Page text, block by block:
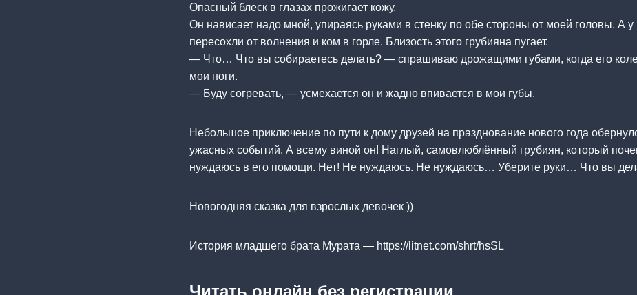
Опасный блеск в глазах прожигает кожу.
Он нависает надо мной, упираясь руками в стенку по обе стороны от моей головы. А
пересохли от волнения и ком в горле. Близость этого грубияна пугает.
— Что… Что вы собираетесь делать? — спрашиваю дрожащими губами, когда его
мои ноги.
— Буду согревать, — усмехается он и жадно впивается в мои губы.
Небольшое приключение по пути к дому друзей на празднование нового года
ужасных событий. А всему виной он! Наглый, самовлюблённый грубиян, который
нуждаюсь в его помощи. Нет! Не нуждаюсь. Не нуждаюсь… Уберите руки… Что вы
Новогодняя сказка для взрослых девочек ))
История младшего брата Мурата — https://litnet.com/shrt/hsSL
Читать онлайн без регистрации